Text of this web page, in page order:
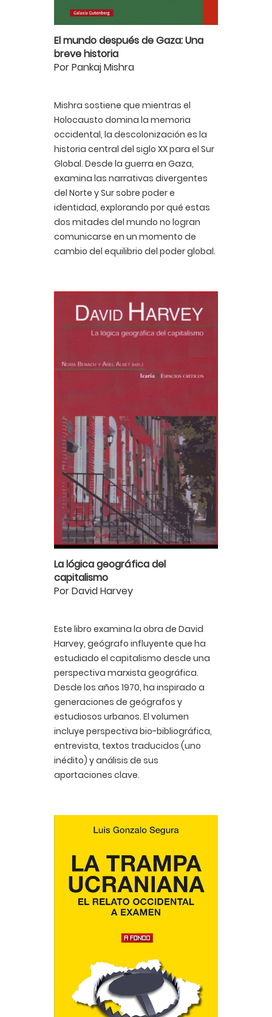
El mundo después de Gaza: Una
breve historia
Por Pankaj Mishra
Mishra sostiene que mientras el
Holocausto domina la memoria
occidental, la descolonización es la
historia central del siglo XX para el Sur
Global. Desde la guerra en Gaza,
examina las narrativas divergentes
del Norte y Sur sobre poder e
identidad, explorando por qué estas
dos mitades del mundo no logran
comunicarse en un momento de
cambio del equilibrio del poder global.
La lógica geográfica del
capitalismo
Por David Harvey
Este libro examina la obra de David
Harvey, geógrafo influyente que ha
estudiado el capitalismo desde una
perspectiva marxista geográfica.
Desde los años 1970, ha inspirado a
generaciones de geógrafos y
estudiosos urbanos. El volumen
incluye perspectiva bio-bibliográfica,
entrevista, textos traducidos (uno
inédito) y análisis de sus
aportaciones clave.